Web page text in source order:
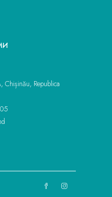
Chișinău, Republica